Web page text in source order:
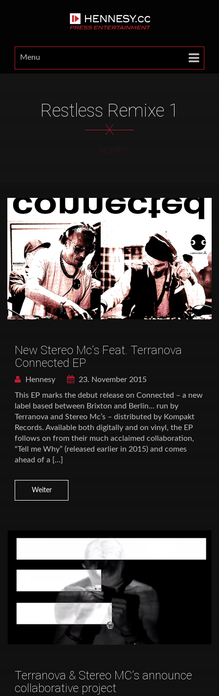
Menu
Restless Remixe 1
X
HOME
New Stereo Mc’s Feat. Terranova
Connected EP
Hennesy
23. November 2015
This EP marks the debut release on Connected – a new
label based between Brixton and Berlin… run by
Terranova and Stereo Mc’s – distributed by Kompakt
Records. Available both digitally and on vinyl, the EP
follows on from their much acclaimed collaboration,
“Tell me Why” (released earlier in 2015) and comes
ahead of a […]
Weiter
Terranova & Stereo MC’s announce
collaborative project